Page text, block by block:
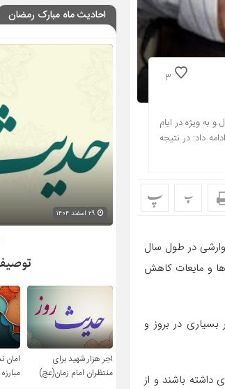
3
به ویژه در ایام
داد: در نتیجه
پ پ
در طول سال
و مایعات کاهش
در بروز و
داشته باشند و از
احادیث ماه مبارک رمضان
اجر هزار شهید برای
منتظران امام زمان(عج)
امان
مبارزه